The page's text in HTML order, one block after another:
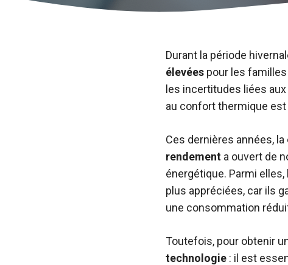
Durant la période
élevées pour les
les incertitudes liées
au confort thermique
Ces dernières années,
rendement a ouvert de
énergétique. Parmi elles,
plus appréciées, car ils
une consommation
Toutefois, pour obtenir
technologie : il est